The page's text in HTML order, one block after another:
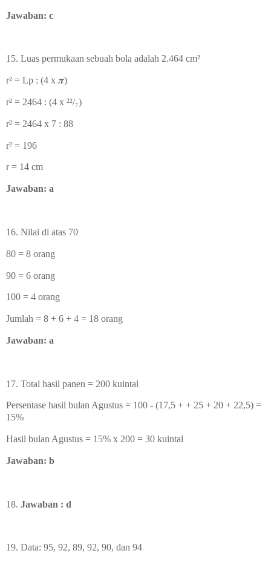
Jawaban: c
15. Luas permukaan sebuah bola adalah 2.464 cm²
r² = Lp : (4 x𝝅)
r² = 2464 : (4 x ²²/₇)
r² = 2464 x 7 : 88
r² = 196
r = 14 cm
Jawaban: a
16. Nilai di atas 70
80 = 8 orang
90 = 6 orang
100 = 4 orang
Jumlah = 8 + 6 + 4 = 18 orang
Jawaban: a
17. Total hasil panen = 200 kuintal
Persentase hasil bulan Agustus = 100 - (17,5 + + 25 + 20 + 22,5) =
15%
Hasil bulan Agustus = 15% x 200 = 30 kuintal
Jawaban: b
18. Jawaban : d
19. Data: 95, 92, 89, 92, 90, dan 94